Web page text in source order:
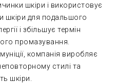
шкіри і використовує
шкіри для подальшого
і збільшує термін
промазування.
компанія виробляє
стилі та
шкіри.